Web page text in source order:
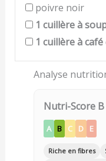
poivre noir
1 cuillère à
1 cuillère à café
Analyse
Nutri-Score B
A B C D E
Riche en fibres